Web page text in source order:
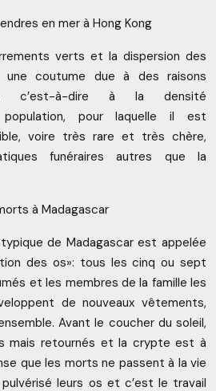
en mer à Hong Kong
verts et la dispersion des
coutume due à des raisons
c’est-à-dire à la densité
population, pour laquelle il est
voire très rare et très chère,
funéraires autres que la
à Madagascar
de Madagascar est appelée
des os»: tous les cinq ou sept
et les membres de la famille les
de nouveaux vêtements,
Avant le coucher du soleil,
mais retournés et la crypte est à
que les morts ne passent à la vie
pulvérisé leurs os et c’est le travail